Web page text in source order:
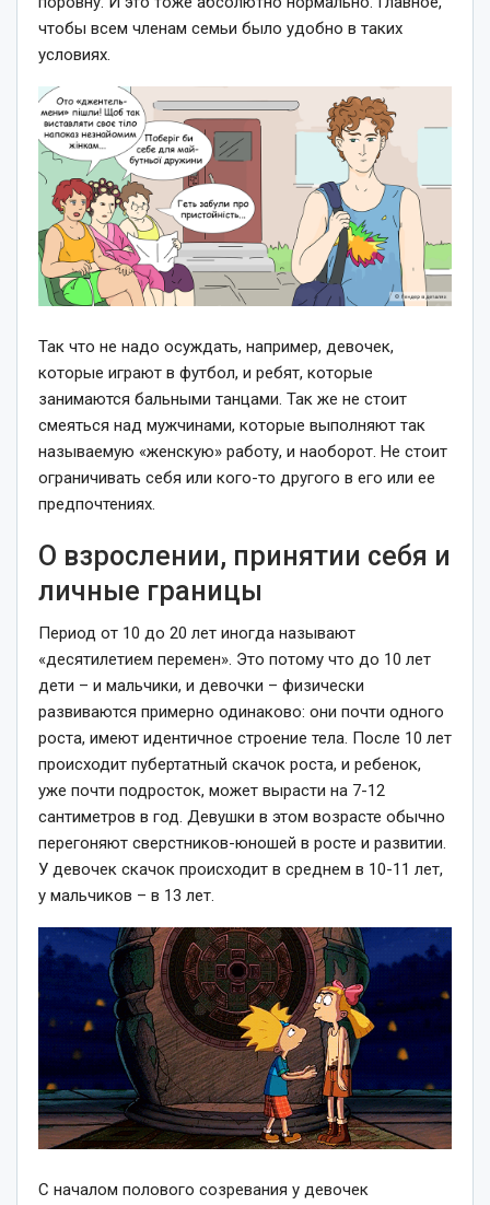
чтобы всем членам семьи было удобно в таких
условиях.
Так что не надо осуждать, например, девочек,
которые играют в футбол, и ребят, которые
занимаются бальными танцами. Так же не стоит
смеяться над мужчинами, которые выполняют так
называемую «женскую» работу, и наоборот. Не стоит
ограничивать себя или кого-то другого в его или ее
предпочтениях.
О взрослении, принятии себя и
личные границы
Период от 10 до 20 лет иногда называют
«десятилетием перемен». Это потому что до 10 лет
дети – и мальчики, и девочки – физически
развиваются примерно одинаково: они почти одного
роста, имеют идентичное строение тела. После 10 лет
происходит пубертатный скачок роста, и ребенок,
уже почти подросток, может вырасти на 7-12
сантиметров в год. Девушки в этом возрасте обычно
перегоняют сверстников-юношей в росте и развитии.
У девочек скачок происходит в среднем в 10-11 лет,
у мальчиков – в 13 лет.
С началом полового созревания у девочек